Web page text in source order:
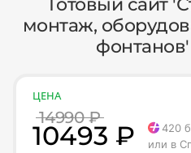
Готовый сайт
монтаж,
ЦЕНА
14990 ₽
10493 ₽ 420
или в